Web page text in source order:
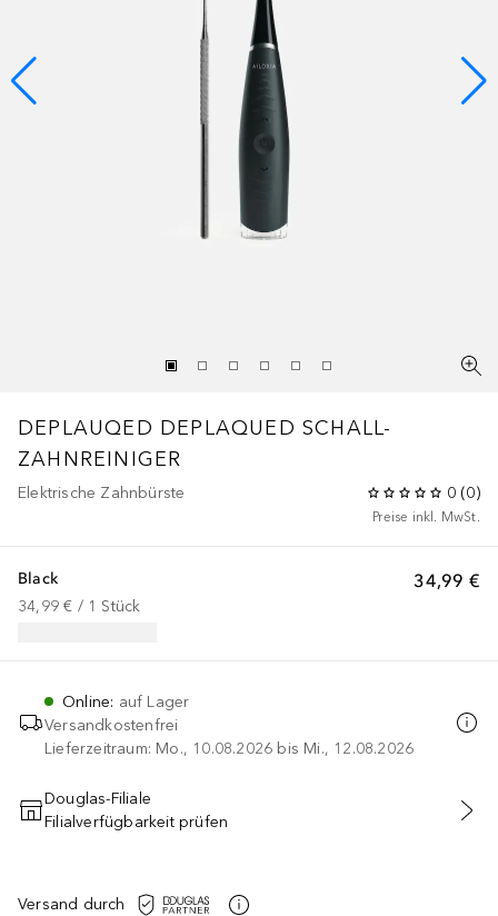
DEPLAUQED DEPLAQUED SCHALL-
ZAHNREINIGER
Elektrische Zahnbürste 0 (0)
Preise inkl. MwSt.
34,99 €
Black
34,99 € / 1 Stück
Online: auf Lager
Versandkostenfrei
Lieferzeitraum: Mo., 10.08.2026 bis Mi., 12.08.2026
IN DEN WARENKORB
Douglas-Filiale
Filialverfügbarkeit prüfen
Versand durch